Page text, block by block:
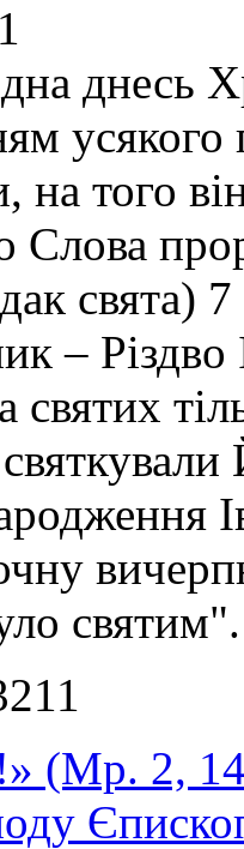
днесь
на того
Слова
свята)
–
святих
(Мр. 2,